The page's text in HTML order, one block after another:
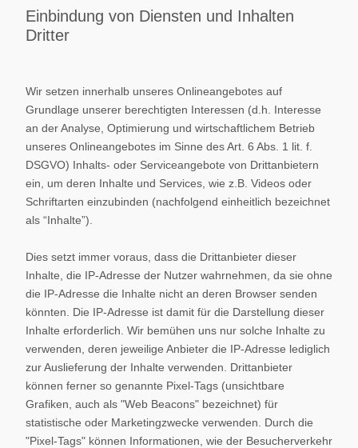
Einbindung von Diensten und Inhalten
Dritter
Wir setzen innerhalb unseres Onlineangebotes auf
Grundlage unserer berechtigten Interessen (d.h. Interesse
an der Analyse, Optimierung und wirtschaftlichem Betrieb
unseres Onlineangebotes im Sinne des Art. 6 Abs. 1 lit. f.
DSGVO) Inhalts- oder Serviceangebote von Drittanbietern
ein, um deren Inhalte und Services, wie z.B. Videos oder
Schriftarten einzubinden (nachfolgend einheitlich bezeichnet
als “Inhalte”).
Dies setzt immer voraus, dass die Drittanbieter dieser
Inhalte, die IP-Adresse der Nutzer wahrnehmen, da sie ohne
die IP-Adresse die Inhalte nicht an deren Browser senden
könnten. Die IP-Adresse ist damit für die Darstellung dieser
Inhalte erforderlich. Wir bemühen uns nur solche Inhalte zu
verwenden, deren jeweilige Anbieter die IP-Adresse lediglich
zur Auslieferung der Inhalte verwenden. Drittanbieter
können ferner so genannte Pixel-Tags (unsichtbare
Grafiken, auch als "Web Beacons" bezeichnet) für
statistische oder Marketingzwecke verwenden. Durch die
"Pixel-Tags" können Informationen, wie der Besucherverkehr